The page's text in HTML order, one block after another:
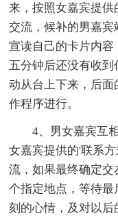
来，按照女嘉宾提
交流，候补的男嘉
宣读自己的卡片内
五分钟后还没有收
动从台上下来，后
作程序进行。
4、男女嘉宾互相
女嘉宾提供的'联系
流，如果最终确定
个指定地点，等待
刻的心情，及对以后